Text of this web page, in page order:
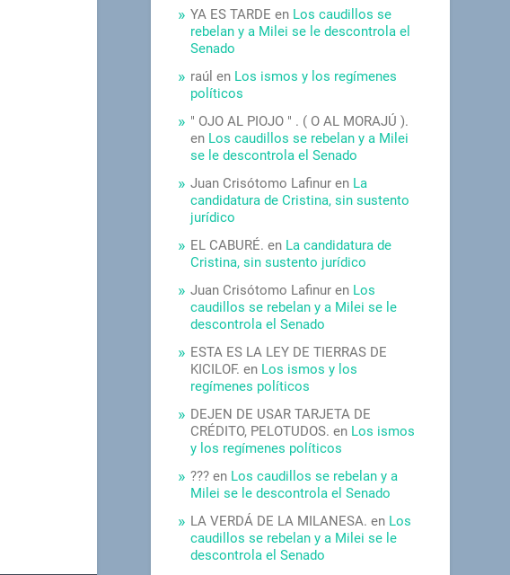
YA ES TARDE en Los caudillos se
rebelan y a Milei se le descontrola el
Senado
raúl en Los ismos y los regímenes
políticos
" OJO AL PIOJO " . ( O AL MORAJÚ ).
en Los caudillos se rebelan y a Milei
se le descontrola el Senado
Juan Crisótomo Lafinur en La
candidatura de Cristina, sin sustento
jurídico
EL CABURÉ. en La candidatura de
Cristina, sin sustento jurídico
Juan Crisótomo Lafinur en Los
caudillos se rebelan y a Milei se le
descontrola el Senado
ESTA ES LA LEY DE TIERRAS DE
KICILOF. en Los ismos y los
regímenes políticos
DEJEN DE USAR TARJETA DE
CRÉDITO, PELOTUDOS. en Los ismos
y los regímenes políticos
??? en Los caudillos se rebelan y a
Milei se le descontrola el Senado
LA VERDÁ DE LA MILANESA. en Los
caudillos se rebelan y a Milei se le
descontrola el Senado